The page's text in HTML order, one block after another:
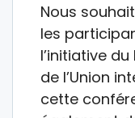
Nous
les
l’initiative
de l’Union
cette